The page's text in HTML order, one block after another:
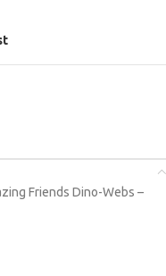
Friends Dino-Webs –